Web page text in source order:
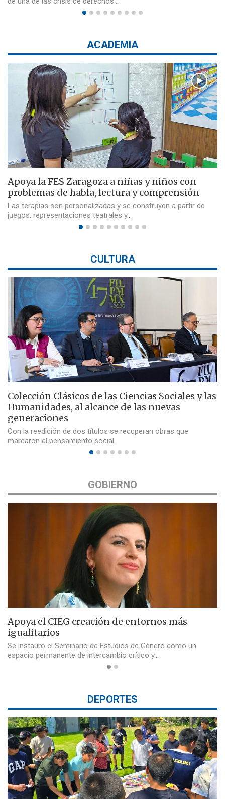
ACADEMIA
Apoya la FES Zaragoza a niñas y niños con
problemas de habla, lectura y comprensión
Las terapias son personalizadas y se construyen a partir de
juegos, representaciones teatrales y…
CULTURA
Colección Clásicos de las Ciencias Sociales y las
Humanidades, al alcance de las nuevas
generaciones
Con la reedición de dos títulos se recuperan obras que
marcaron el pensamiento social
GOBIERNO
Apoya el CIEG creación de entornos más
igualitarios
Se instauró el Seminario de Estudios de Género como un
espacio permanente de intercambio crítico y…
DEPORTES